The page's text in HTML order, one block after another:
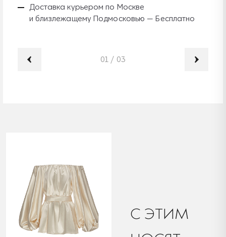
Доставка курьером по Москве
и близлежащему Подмосковью — Бесплатно
01 / 03
C ЭТИМ